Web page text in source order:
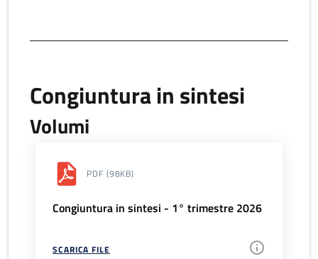
Congiuntura in sintesi
Volumi
PDF (98KB)
Congiuntura in sintesi - 1° trimestre 2026
SCARICA FILE